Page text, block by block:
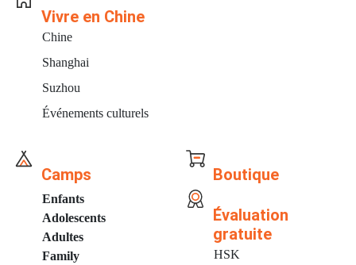
Vivre en Chine
Chine
Shanghai
Suzhou
Événements culturels
Camps
Enfants
Adolescents
Adultes
Family
Boutique
Évaluation
gratuite
HSK